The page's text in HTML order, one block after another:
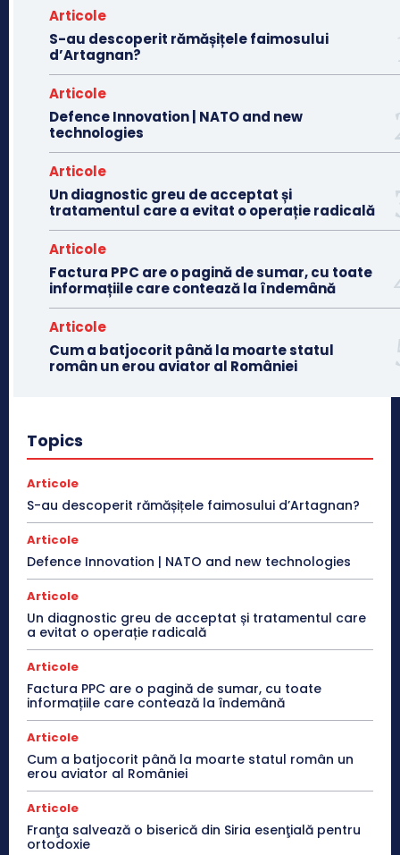
Articole
S-au descoperit rămășițele faimosului
d’Artagnan?
Articole
Defence Innovation | NATO and new
technologies
Articole
Un diagnostic greu de acceptat și
tratamentul care a evitat o operație radicală
Articole
Factura PPC are o pagină de sumar, cu toate
informațiile care contează la îndemână
Articole
Cum a batjocorit până la moarte statul
român un erou aviator al României
Topics
Articole
S-au descoperit rămășițele faimosului d’Artagnan?
Articole
Defence Innovation | NATO and new technologies
Articole
Un diagnostic greu de acceptat și tratamentul care
a evitat o operație radicală
Articole
Factura PPC are o pagină de sumar, cu toate
informațiile care contează la îndemână
Articole
Cum a batjocorit până la moarte statul român un
erou aviator al României
Articole
Franţa salvează o biserică din Siria esenţială pentru
ortodoxie